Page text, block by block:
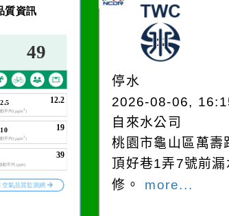
停水
2026-08-06,
自來水公司
桃園市龜山區萬壽
頂好巷1弄7號前漏
修。 more...
在實現理想的路途中，
必須排除一切干擾，特
別是要看清那些美麗的
誘惑。
作者：
一杯清水
在而變清